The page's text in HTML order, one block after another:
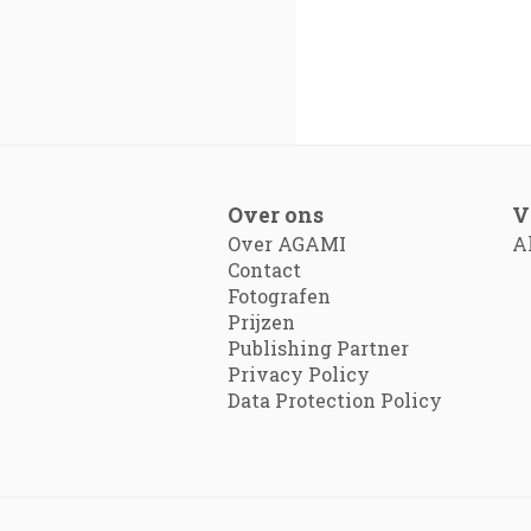
Over ons
Over AGAMI
Contact
Fotografen
Prijzen
Publishing Partner
Privacy Policy
Data Protection Policy